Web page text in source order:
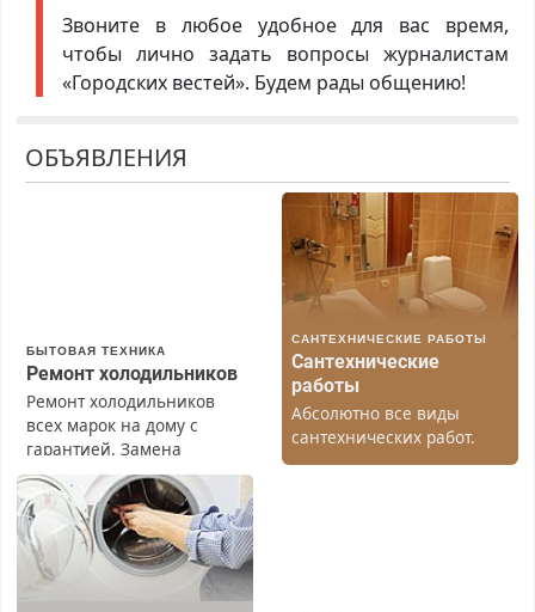
Звоните в любое удобное для вас время,
чтобы лично задать вопросы журналистам
«Городских вестей». Будем рады общению!
ОБЪЯВЛЕНИЯ
БЫТОВАЯ ТЕХНИКА
Ремонт холодильников
Ремонт холодильников
всех марок на дому с
гарантией. Замена
резины. Качественно.
Недорого. Без выходных.
Все районы. Скидка.
Вызов бесплатный.
САНТЕХНИЧЕСКИЕ РАБОТЫ
Сантехнические
работы
Абсолютно все виды
сантехнических работ.
Быстро. Качественно.